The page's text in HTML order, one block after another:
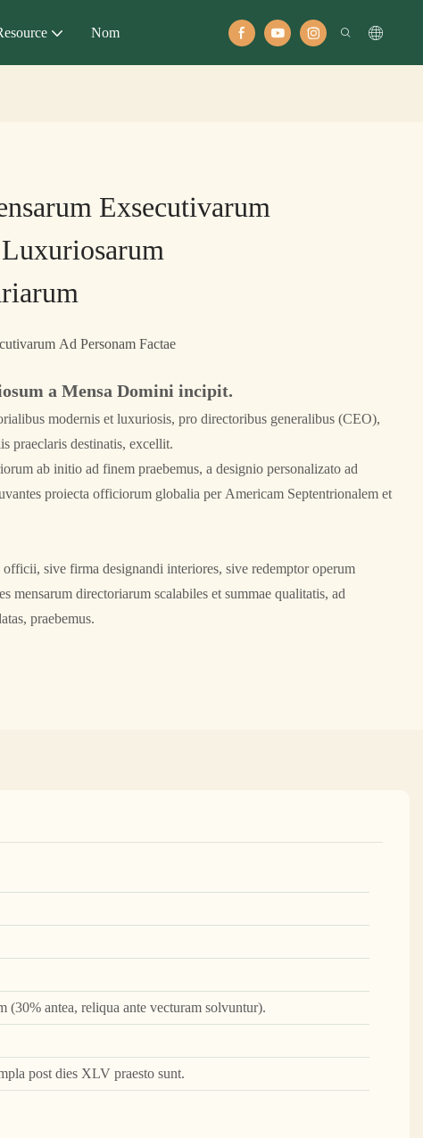
Nom
Exsecutivarum
Ad Personam Factae
a Mensa Domini incipit.
modernis et luxuriosis, pro directoribus generalibus (CEO),
praeclaris destinatis, excellit.
ab initio ad finem praebemus, a designio personalizato ad
proiecta officiorum globalia per Americam Septentrionalem et
sive firma designandi interiores, sive redemptor operum
mensarum directoriarum scalabiles et summae qualitatis, ad
praebemus.
(30% antea, reliqua ante vecturam solvuntur).
post dies XLV praesto sunt.